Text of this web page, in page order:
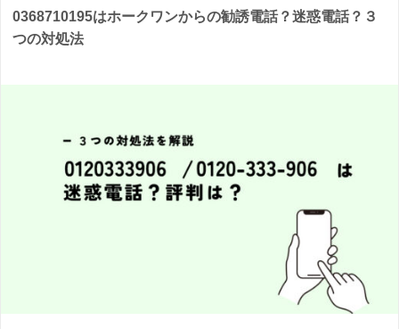
0368710195はホークワンからの勧誘電話？迷惑電話？３
つの対処法